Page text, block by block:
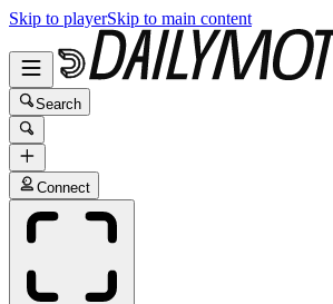
Skip to playerSkip to main content
Search
Connect